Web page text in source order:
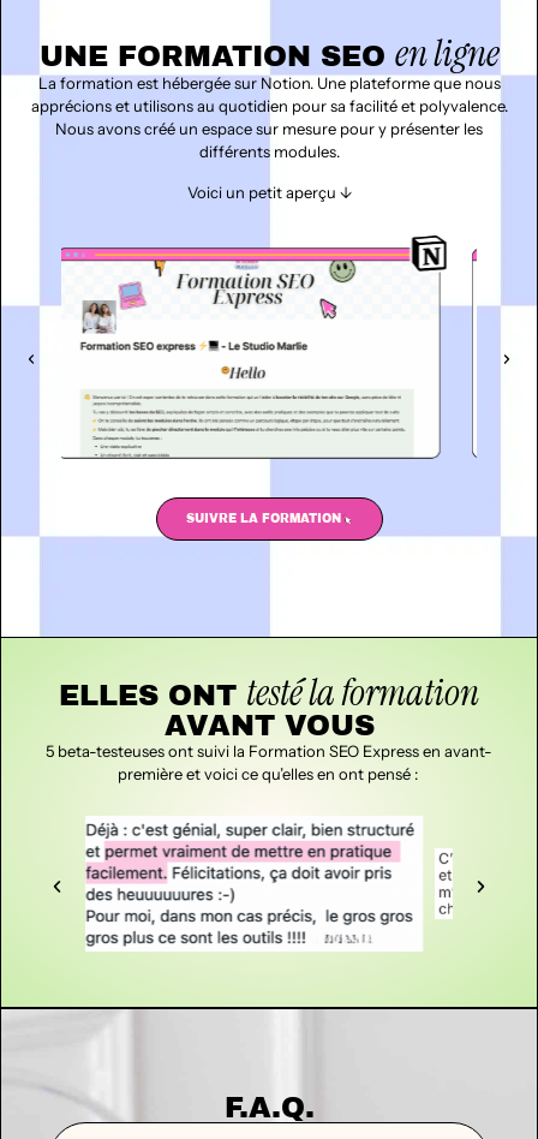
UNE FORMATION SEO en ligne
La formation est hébergée sur Notion. Une plateforme que nous
apprécions et utilisons au quotidien pour sa facilité et polyvalence.
Nous avons créé un espace sur mesure pour y présenter les
différents modules.
Voici un petit aperçu ↓
SUIVRE LA FORMATION
ELLES ONT testé la formation
AVANT VOUS
5 beta-testeuses ont suivi la Formation SEO Express en avant-
première et voici ce qu’elles en ont pensé :
F.A.Q.